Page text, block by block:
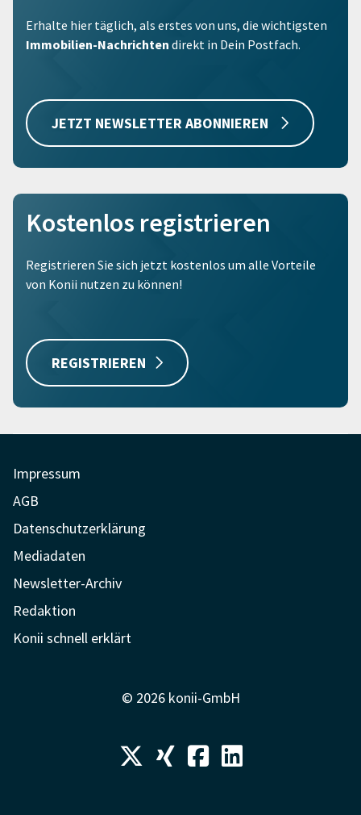
Erhalte hier täglich, als erstes von uns, die wichtigsten
Immobilien-Nachrichten direkt in Dein Postfach.
JETZT NEWSLETTER ABONNIEREN
Kostenlos registrieren
Registrieren Sie sich jetzt kostenlos um alle Vorteile
von Konii nutzen zu können!
REGISTRIEREN
Impressum
AGB
Datenschutzerklärung
Mediadaten
Newsletter-Archiv
Redaktion
Konii schnell erklärt
© 2026 konii-GmbH